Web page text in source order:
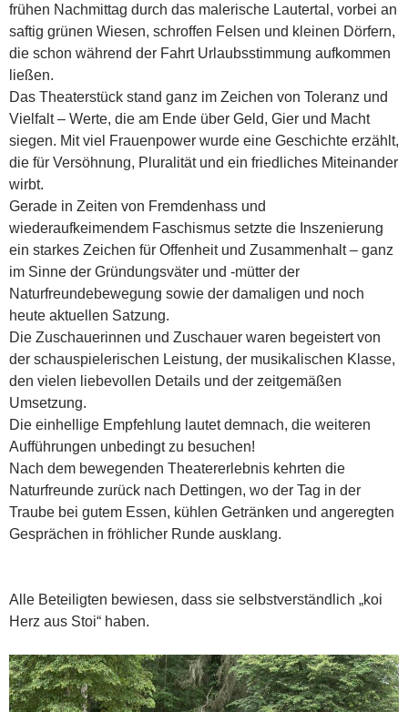
frühen Nachmittag durch das malerische Lautertal, vorbei an
saftig grünen Wiesen, schroffen Felsen und kleinen Dörfern,
die schon während der Fahrt Urlaubsstimmung aufkommen
ließen.
Das Theaterstück stand ganz im Zeichen von Toleranz und
Vielfalt – Werte, die am Ende über Geld, Gier und Macht
siegen. Mit viel Frauenpower wurde eine Geschichte erzählt,
die für Versöhnung, Pluralität und ein friedliches Miteinander
wirbt.
Gerade in Zeiten von Fremdenhass und
wiederaufkeimendem Faschismus setzte die Inszenierung
ein starkes Zeichen für Offenheit und Zusammenhalt – ganz
im Sinne der Gründungsväter und -mütter der
Naturfreundebewegung sowie der damaligen und noch
heute aktuellen Satzung.
Die Zuschauerinnen und Zuschauer waren begeistert von
der schauspielerischen Leistung, der musikalischen Klasse,
den vielen liebevollen Details und der zeitgemäßen
Umsetzung.
Die einhellige Empfehlung lautet demnach, die weiteren
Aufführungen unbedingt zu besuchen!
Nach dem bewegenden Theatererlebnis kehrten die
Naturfreunde zurück nach Dettingen, wo der Tag in der
Traube bei gutem Essen, kühlen Getränken und angeregten
Gesprächen in fröhlicher Runde ausklang.
Alle Beteiligten bewiesen, dass sie selbstverständlich „koi
Herz aus Stoi“ haben.